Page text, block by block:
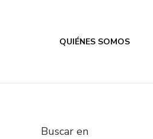
QUIÉNES SOMOS
Buscar en